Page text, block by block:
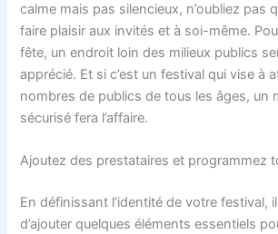
calme mais pas silencieux, n’oubliez pas
faire plaisir aux invités et à soi-même.
fête, un endroit loin des milieux publics
apprécié. Et si c’est un festival qui vise à
nombres de publics de tous les âges, un
sécurisé fera l’affaire.
Ajoutez des prestataires et programmez
En définissant l’identité de votre festival,
d’ajouter quelques éléments essentiels